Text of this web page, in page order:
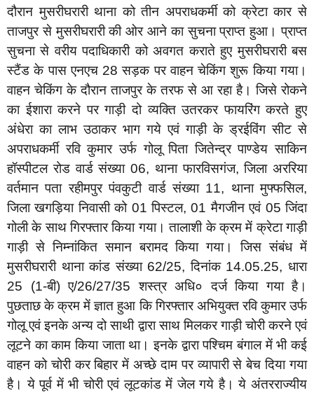
दौरान मुसरीघरारी थाना को तीन अपराधकर्मी को क्रेटा कार से
ताजपुर से मुसरीघरारी की ओर आने का सुचना प्राप्त हुआ। प्राप्त
सुचना से वरीय पदाधिकारी को अवगत कराते हुए मुसरीघरारी बस
स्टैंड के पास एनएच 28 सड़क पर वाहन चेकिंग शुरू किया गया।
वाहन चेकिंग के दौरान ताजपुर के तरफ से आ रहा है। जिसे रोकने
का ईशारा करने पर गाड़ी दो व्यक्ति उतरकर फायरिंग करते हुए
अंधेरा का लाभ उठाकर भाग गये एवं गाड़ी के ड्रईविंग सीट से
अपराधकर्मी रवि कुमार उर्फ गोलू पिता जितेन्द्र पाण्डेय साकिन
हॉस्पीटल रोड वार्ड संख्या 06, थाना फारविसगंज, जिला अररिया
वर्तमान पता रहीमपुर पंवकुटी वार्ड संख्या 11, थाना मुफ्फसिल,
जिला खगड़िया निवासी को 01 पिस्टल, 01 मैगजीन एवं 05 जिंदा
गोली के साथ गिरफ्तार किया गया। तालाशी के क्रम में क्रेटा गाड़ी
गाड़ी से निम्नांकित समान बरामद किया गया। जिस संबंध में
मुसरीघरारी थाना कांड संख्या 62/25, दिनांक 14.05.25, धारा
25 (1-बी) ए/26/27/35 शस्त्र अधि० दर्ज किया गया है।
पुछताछ के क्रम में ज्ञात हुआ कि गिरफ्तार अभियुक्त रवि कुमार उर्फ
गोलू एवं इनके अन्य दो साथी द्वारा साथ मिलकर गाड़ी चोरी करने एवं
लूटने का काम किया जाता था। इनके द्वारा पश्चिम बंगाल में भी कई
वाहन को चोरी कर बिहार में अच्छे दाम पर व्यापारी से बेच दिया गया
है। ये पूर्व में भी चोरी एवं लूटकांड में जेल गये है। ये अंतरराज्यीय